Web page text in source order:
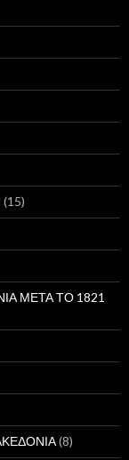
(15)
ΜΕΤΑ ΤΟ 1821
(8)